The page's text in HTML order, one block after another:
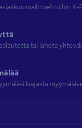
K-
tai lähetä
laajasta